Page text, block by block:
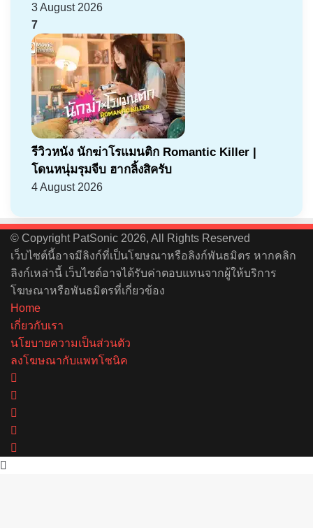
3 August 2026
7
รีวิวหนัง นักฆ่าโรแมนติก Romantic Killer |
โดนหนุ่มรุมจีบ ฮากลิ้งสิครับ
4 August 2026
© Copyright PatSonic 2026, All Rights Reserved
เว็บไซต์นี้อาจมีลิงก์ที่เป็นโฆษณาหรือลิงก์พันธมิตร หากคลิก
ลิงก์เหล่านี้ เว็บไซต์อาจได้รับค่าตอบแทนจากผู้ให้บริการ
โฆษณาหรือพันธมิตรที่เกี่ยวข้อง
Home
เกี่ยวกับเรา
นโยบายความเป็นส่วนตัว
ลงโฆษณากับแพทโซนิค